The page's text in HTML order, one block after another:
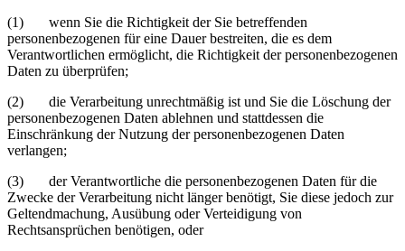
(1) wenn Sie die Richtigkeit der Sie betreffenden
personenbezogenen für eine Dauer bestreiten, die es dem
Verantwortlichen ermöglicht, die Richtigkeit der personenbezogenen
Daten zu überprüfen;
(2) die Verarbeitung unrechtmäßig ist und Sie die Löschung der
personenbezogenen Daten ablehnen und stattdessen die
Einschränkung der Nutzung der personenbezogenen Daten
verlangen;
(3) der Verantwortliche die personenbezogenen Daten für die
Zwecke der Verarbeitung nicht länger benötigt, Sie diese jedoch zur
Geltendmachung, Ausübung oder Verteidigung von
Rechtsansprüchen benötigen, oder